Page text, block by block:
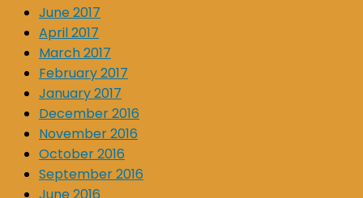
June 2017
April 2017
March 2017
February 2017
January 2017
December 2016
November 2016
October 2016
September 2016
June 2016